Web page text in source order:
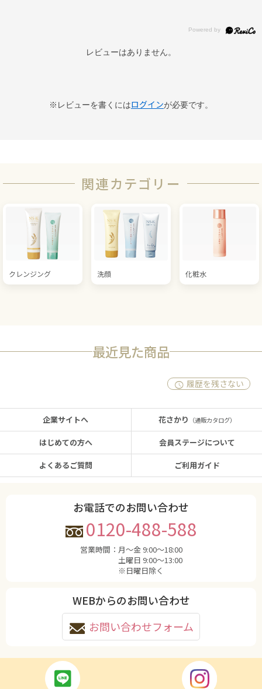
レビューはありません。
※レビューを書くにはログインが必要です。
関連カテゴリー
クレンジング 洗顔 化粧水
最近見た商品
履歴を残さない
企業サイトへ
はじめての方へ
よくあるご質問
花さかり （通販カタログ）
会員ステージについて
ご利用ガイド
お電話でのお問い合わせ
0120-488-588
営業時間： 月〜金 9:00〜18:00
土曜日 9:00〜13:00
※日曜日除く
WEBからのお問い合わせ
お問い合わせフォーム